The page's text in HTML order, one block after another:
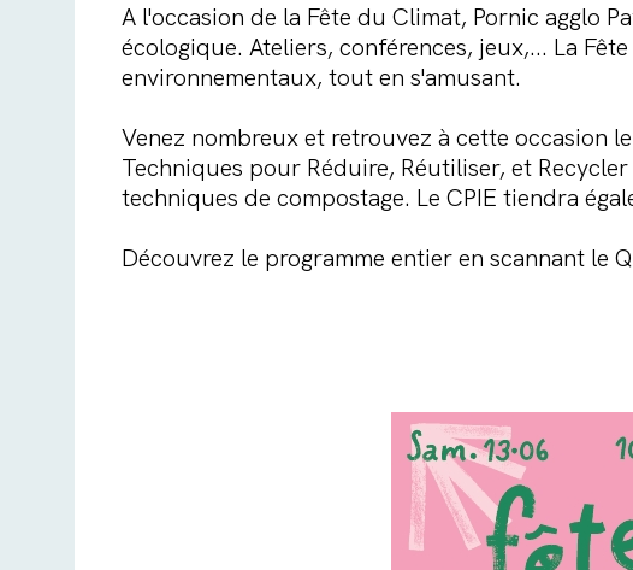
A l'occasion de la Fête du Climat, Pornic agglo
écologique. Ateliers, conférences, jeux,... La
environnementaux, tout en s'amusant.
Venez nombreux et retrouvez à cette occasion
Techniques pour Réduire, Réutiliser, et
techniques de compostage. Le CPIE tiendra
Découvrez le programme entier en scannant